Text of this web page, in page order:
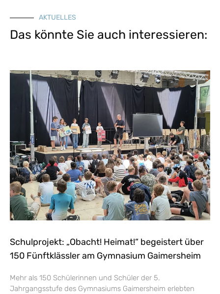
AKTUELLES
Das könnte Sie auch interessieren:
Schulprojekt: „Obacht! Heimat!“ begeistert über
150 Fünftklässler am Gymnasium Gaimersheim
Mehr als 150 Schülerinnen und Schüler der 5.
Jahrgangsstufe des Gymnasiums Gaimersheim erlebten